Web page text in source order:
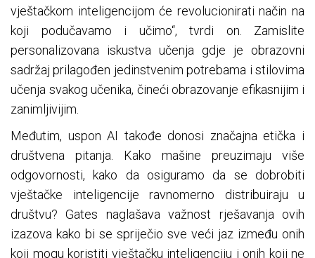
vještačkom inteligencijom će revolucionirati način na
koji podučavamo i učimo“, tvrdi on. Zamislite
personalizovana iskustva učenja gdje je obrazovni
sadržaj prilagođen jedinstvenim potrebama i stilovima
učenja svakog učenika, čineći obrazovanje efikasnijim i
zanimljivijim.
Međutim, uspon AI takođe donosi značajna etička i
društvena pitanja. Kako mašine preuzimaju više
odgovornosti, kako da osiguramo da se dobrobiti
vještačke inteligencije ravnomerno distribuiraju u
društvu? Gates naglašava važnost rješavanja ovih
izazova kako bi se spriječio sve veći jaz između onih
koji mogu koristiti vještačku inteligenciju i onih koji ne